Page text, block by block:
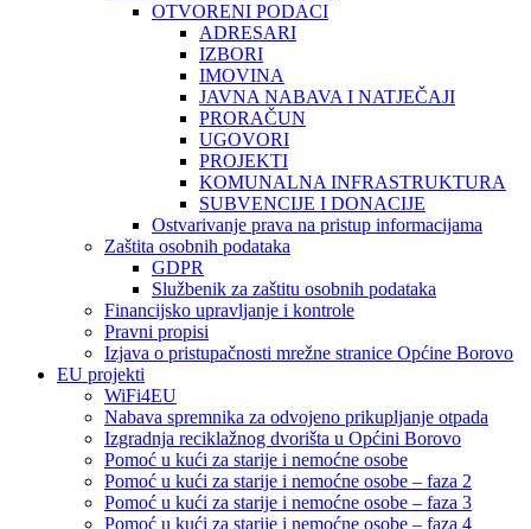
OTVORENI PODACI
ADRESARI
IZBORI
IMOVINA
JAVNA NABAVA I NATJEČAJI
PRORAČUN
UGOVORI
PROJEKTI
KOMUNALNA INFRASTRUKTURA
SUBVENCIJE I DONACIJE
Ostvarivanje prava na pristup informacijama
Zaštita osobnih podataka
GDPR
Službenik za zaštitu osobnih podataka
Financijsko upravljanje i kontrole
Pravni propisi
Izjava o pristupačnosti mrežne stranice Općine Borovo
EU projekti
WiFi4EU
Nabava spremnika za odvojeno prikupljanje otpada
Izgradnja reciklažnog dvorišta u Općini Borovo
Pomoć u kući za starije i nemoćne osobe
Pomoć u kući za starije i nemoćne osobe – faza 2
Pomoć u kući za starije i nemoćne osobe – faza 3
Pomoć u kući za starije i nemoćne osobe – faza 4